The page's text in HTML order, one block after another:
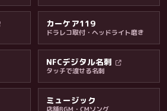
カーケア119
ドラレコ取付・ヘッドライト磨き
NFCデジタル名刺
タッチで渡せる名刺
ミュージック